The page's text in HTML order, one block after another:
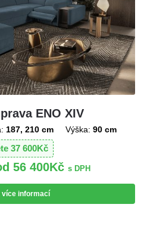
ENO XIV
187, 210 cm Výška: 90 cm
37 600Kč
56 400Kč s DPH
více informací